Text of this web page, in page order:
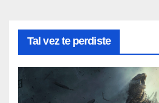
Tal vez te perdiste